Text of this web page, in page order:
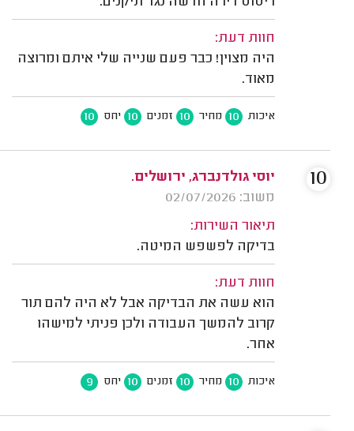
חוות דעת:
היה מצוין! כבר פעם שנייה שלי איתם ומרוצה
מאוד.
איכות 10 מחיר 10 זמנים 10 יחס 10
יוסי גולדנברג, ירושלים.
משוב: 02/07/2026
תיאור השירות:
בדיקה לפשפש המיטה.
חוות דעת:
הוא עשה את הבדיקה אבל לא היה להם תור
קרוב להמשך העבודה ולכן פניתי למישהו
אחר.
איכות 10 מחיר 10 זמנים 10 יחס 9
10